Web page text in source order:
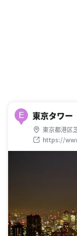
E 東京タワー
東京都港区
https://
8